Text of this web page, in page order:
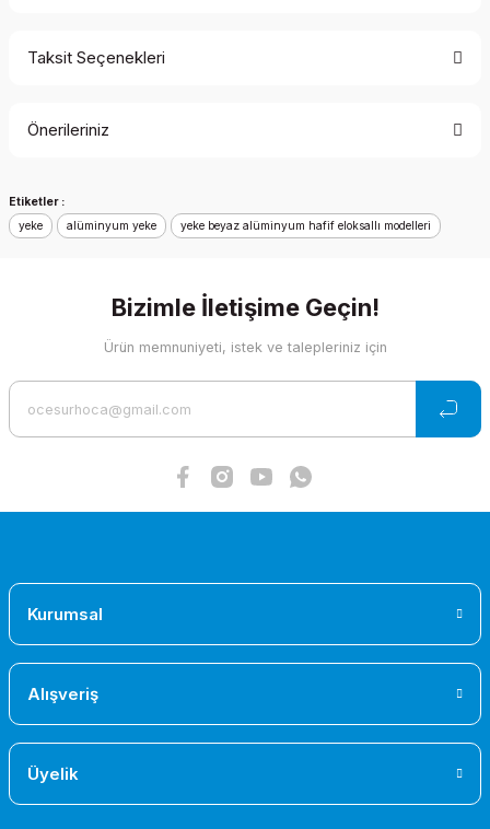
Taksit Seçenekleri
Önerileriniz
konularda yetersiz gördüğünüz noktaları öneri formunu
kullanarak tarafımıza iletebilirsiniz.
Ürün resmi kalitesiz, bozuk veya görüntülenemiyor.
Etiketler :
yeke
alüminyum yeke yeke beyaz alüminyum hafif eloksallı modelleri
Bizimle İletişime Geçin!
Ürün memnuniyeti, istek ve talepleriniz için
Kurumsal
Alışveriş
Üyelik